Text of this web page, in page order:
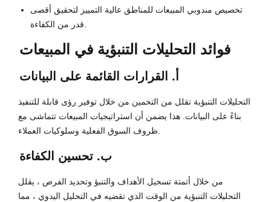
تخصيص مندوبي المبيعات للمناطق عالية التمييز لتحقيق أقصى
قدر من الكفاءة.
فوائد التحليلات التنبؤية في المبيعات
أ. القرارات القائمة على البيانات
التحليلات التنبؤية تقلل من التخمين من خلال توفير رؤى قابلة للتنفيذ
بناءً على البيانات. هذا يضمن أن استراتيجيات المبيعات تتماشى مع
ظروف السوق الفعلية وسلوكيات العملاء.
ب. تحسين الكفاءة
من خلال أتمتة تسجيل الأهداف والتنبؤ وتحديد الفرص ، يقلل
التحليلات التنبؤية من الوقت الذي تقضيه في التحليل اليدوي ، مما